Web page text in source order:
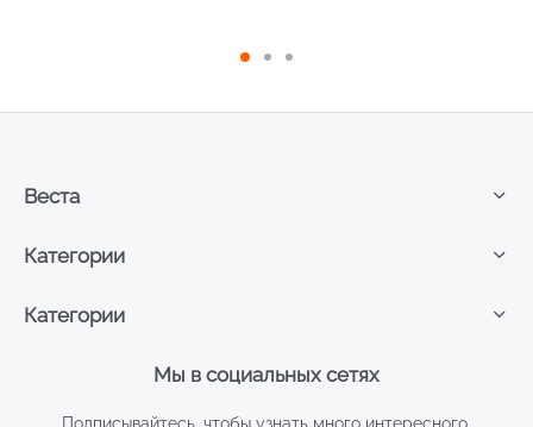
Мы в социальных сетях
Категории
Категории
Веста